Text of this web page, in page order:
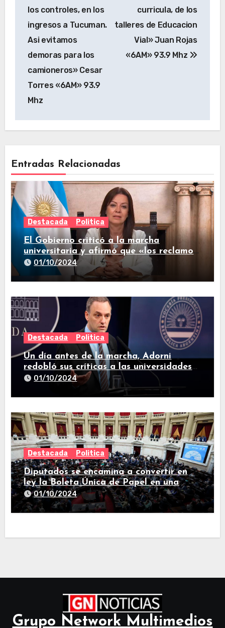
los controles, en los
ingresos a Tucuman.
Asi evitamos
demoras para los
camioneros» Cesar
Torres «6AM» 93.9
Mhz
curricula, de los
talleres de Educacion
Vial» Juan Rojas
«6AM» 93.9 Mhz
Entradas Relacionadas
Destacada Politica
El Gobierno criticó a la marcha
universitaria y afirmó que «los reclamos
están todos resueltos»
01/10/2024
Destacada Politica
Un día antes de la marcha, Adorni
redobló sus críticas a las universidades
nacionales
01/10/2024
Destacada Politica
Diputados se encamina a convertir en
ley la Boleta Única de Papel en una
larga sesión
01/10/2024
Grupo Network Multimedios